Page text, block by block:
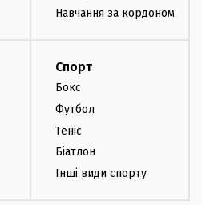
Навчання за кордоном
Спорт
Бокс
Футбол
Теніс
Біатлон
Інші види спорту